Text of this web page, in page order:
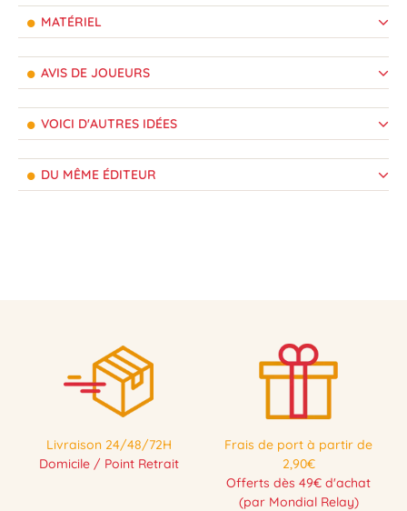
MATÉRIEL
AVIS DE JOUEURS
VOICI D'AUTRES IDÉES
DU MÊME ÉDITEUR
Livraison 24/48/72H
Domicile / Point Retrait
Frais de port à partir de
2,90€
Offerts dès 49€ d'achat
(par Mondial Relay)